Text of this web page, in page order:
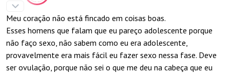
Meu coração não está fincado em coisas boas.
Esses homens que falam que eu pareço adolescente porque
não faço sexo, não sabem como eu era adolescente,
provavelmente era mais fácil eu fazer sexo nessa fase. Deve
ser ovulação, porque não sei o que me deu na cabeça que eu